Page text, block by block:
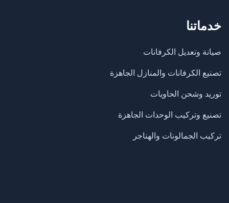
خدماتنا
صيانة وتعديل الكرفانات
تصنيع الكرفانات والمنازل الجاهزة
​توريد وشحن الحاويات
تصنيع وتركيب الوحدات الجاهزة
تركيب الجمالونات والهناجر